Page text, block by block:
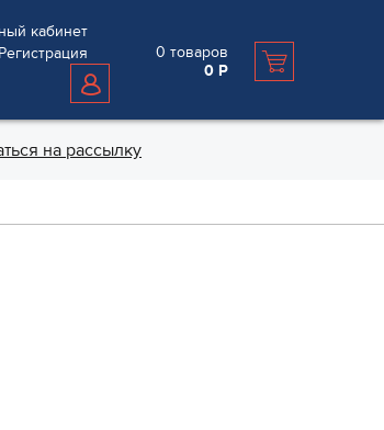
кабинет
Регистрация
0 товаров
0 Р
на рассылку